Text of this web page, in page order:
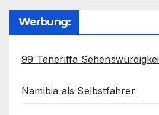
Werbung:
99 Teneriffa
Namibia als Selbstfahrer